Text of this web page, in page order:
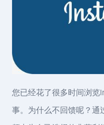
您已经花了很多时间浏览
事。为什么不回馈呢？通